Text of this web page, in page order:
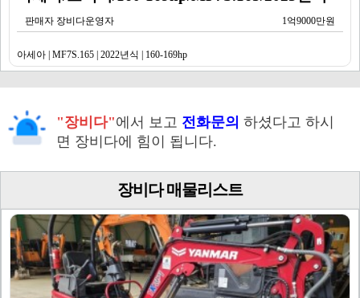
판매자 장비다운영자 1억9000만원
아세아 | MF7S.165 | 2022년식 | 160-169hp
"장비다"에서 보고 전화문의 하셨다고 하시
면 장비다에 힘이 됩니다.
장비다 매물리스트